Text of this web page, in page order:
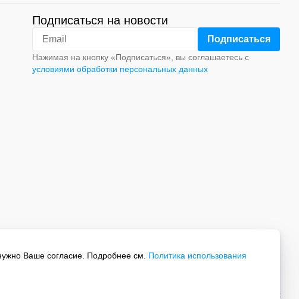
Подписаться на новости
Нажимая на кнопку «Подписаться», вы соглашаетесь с
условиями обработки персональных данных
Ваше согласие. Подробнее см. Политика использования